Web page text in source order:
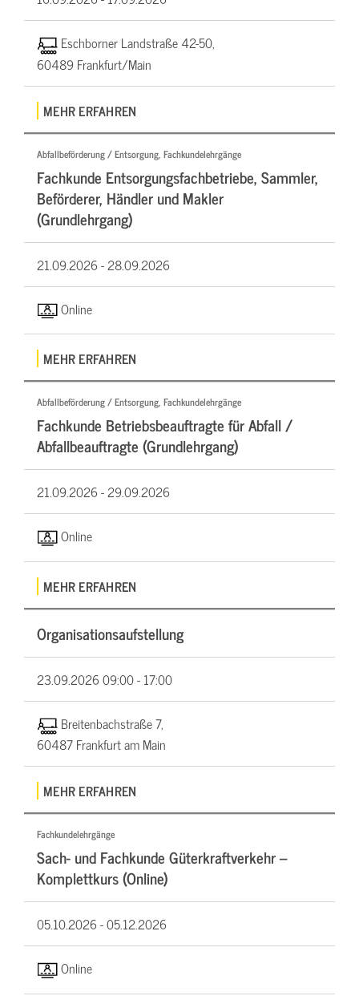
Eschborner Landstraße 42-50,
60489 Frankfurt/Main
MEHR ERFAHREN
Abfallbeförderung / Entsorgung, Fachkundelehrgänge
Fachkunde Entsorgungsfachbetriebe, Sammler,
Beförderer, Händler und Makler
(Grundlehrgang)
21.09.2026 -28.09.2026
Online
MEHR ERFAHREN
Abfallbeförderung / Entsorgung, Fachkundelehrgänge
Fachkunde Betriebsbeauftragte für Abfall /
Abfallbeauftragte (Grundlehrgang)
21.09.2026 -29.09.2026
Online
MEHR ERFAHREN
Organisationsaufstellung
23.09.202609:00 - 17:00
Breitenbachstraße 7,
60487 Frankfurt am Main
MEHR ERFAHREN
Fachkundelehrgänge
Sach- und Fachkunde Güterkraftverkehr –
Komplettkurs (Online)
05.10.2026 -05.12.2026
Online